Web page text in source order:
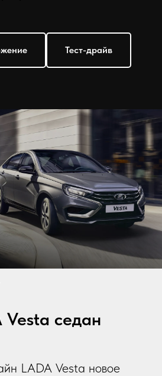
Тест-драйв
Vesta седан
LADA Vesta новое